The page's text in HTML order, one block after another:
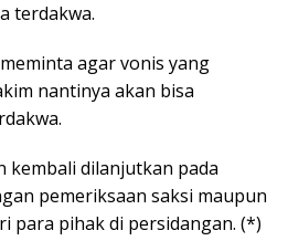
terdakwa.
agar vonis yang
nantinya akan bisa
kembali dilanjutkan pada
pemeriksaan saksi maupun
para pihak di persidangan. (*)